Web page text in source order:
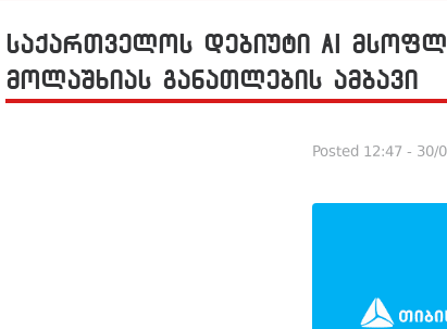
საქართველოს დებიუტი AI
მოლაშხიას განათლების ამბავი
Posted 12:47 - 30/